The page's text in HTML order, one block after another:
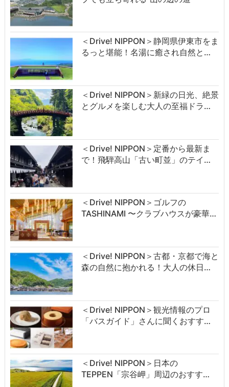
＜Drive! NIPPON＞静岡県伊東市をま
るっと堪能！名湯に癒され自然と…
＜Drive! NIPPON＞新緑の日光、絶景
とグルメを楽しむ大人の至福ドラ…
＜Drive! NIPPON＞定番から最新ま
で！飛騨高山「古い町並」のテイ…
＜Drive! NIPPON＞ゴルフの
TASHINAMI 〜クラブハウスが豪華…
＜Drive! NIPPON＞古都・京都で海と
森の自然に抱かれる！大人の休日…
＜Drive! NIPPON＞観光情報のプロ
「バスガイド」さんに聞くおすす…
＜Drive! NIPPON＞日本の
TEPPEN「宗谷岬」周辺のおすす…